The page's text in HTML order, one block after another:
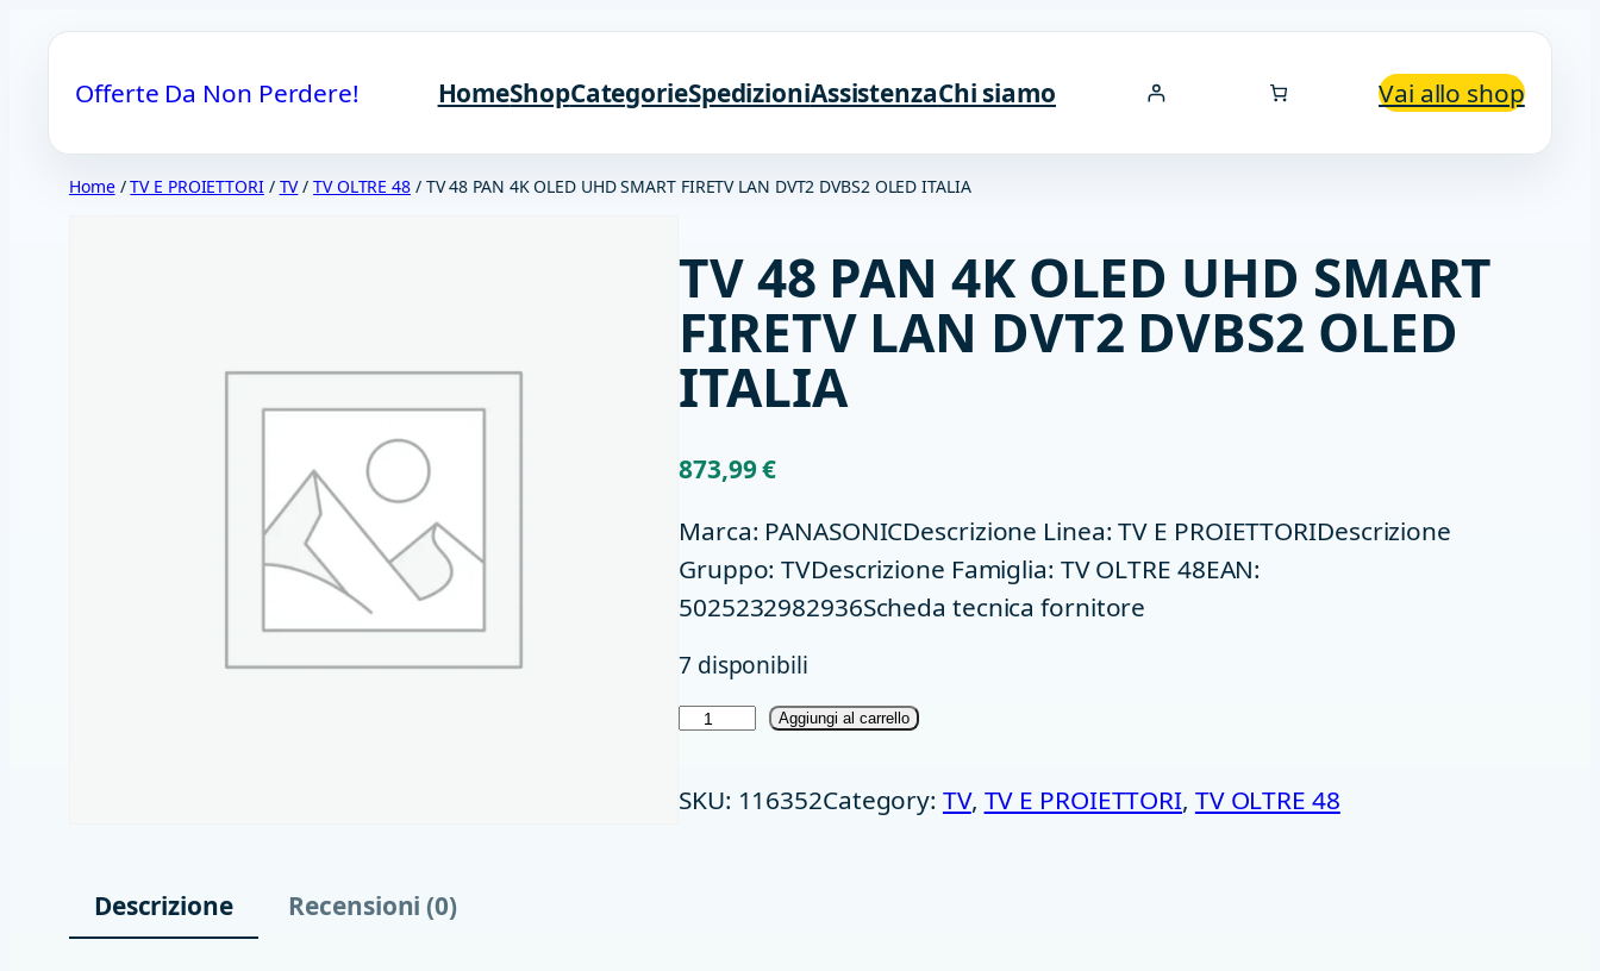
contenutoOfferte Da Non Perdere! HomeShopCategorieSpedizioniAssistenzaChi siamo Vai allo shop
Home/TV E PROIETTORI/ TV/TV OLTRE 48/ TV 48 PAN 4K OLED UHD SMART FIRETV LAN DVT2 DVBS2 OLED ITALIA
TV 48 PAN 4K OLED UHD SMART
FIRETV LAN DVT2 DVBS2 OLED
ITALIA
873,99€
Marca: PANASONICDescrizione Linea: TV E PROIETTORIDescrizione
Gruppo: TVDescrizione Famiglia: TV OLTRE 48EAN:
5025232982936Scheda tecnica fornitore
7 disponibili
T
4
Aggiungi al carrello
SKU: 116352Category: TV, TV E PROIETTORI, TV OLTRE 48
Descrizione Recensioni (0)